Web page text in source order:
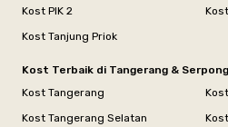
Kost PIK 2
Kost Tanjung Priok
Kost Terbaik di Tangerang & Serpong
Kost Tangerang
Kost Tangerang Selatan